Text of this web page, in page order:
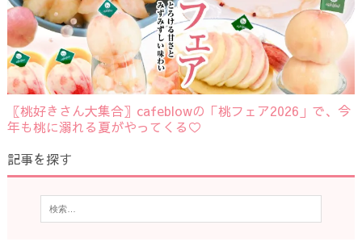
〖桃好きさん大集合〗cafeblowの「桃フェア2026」で、今
年も桃に溺れる夏がやってくる♡
記事を探す